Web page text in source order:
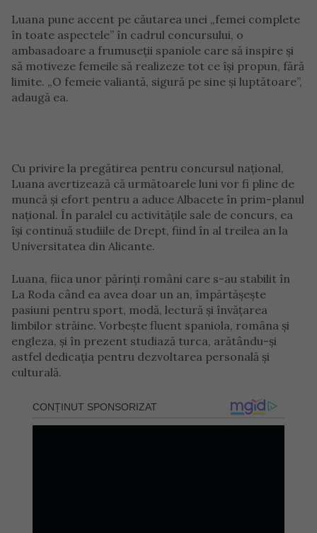
Luana pune accent pe căutarea unei „femei complete
în toate aspectele” în cadrul concursului, o
ambasadoare a frumuseții spaniole care să inspire și
să motiveze femeile să realizeze tot ce își propun, fără
limite. „O femeie valiantă, sigură pe sine și luptătoare”,
adaugă ea.
Cu privire la pregătirea pentru concursul național,
Luana avertizează că următoarele luni vor fi pline de
muncă și efort pentru a aduce Albacete în prim-planul
național. În paralel cu activitățile sale de concurs, ea
își continuă studiile de Drept, fiind în al treilea an la
Universitatea din Alicante.
Luana, fiica unor părinți români care s-au stabilit în
La Roda când ea avea doar un an, împărtășește
pasiuni pentru sport, modă, lectură și învățarea
limbilor străine. Vorbește fluent spaniola, româna și
engleza, și în prezent studiază turca, arătându-și
astfel dedicația pentru dezvoltarea personală și
culturală.